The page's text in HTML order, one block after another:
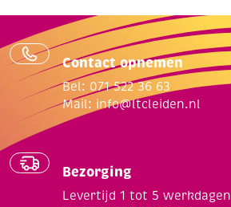
Contact opnemen
Bel: 071 522 36 63
Mail: info@ltcleiden.nl
Bezorging
Levertijd 1 tot 5 werkdagen